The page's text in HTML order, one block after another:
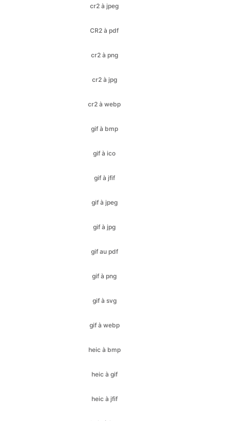
cr2 à png
cr2 à jpg
cr2 à webp
gif à bmp
gif à ico
gif à jfif
gif à jpeg
gif à jpg
gif au pdf
gif à png
gif à svg
gif à webp
heic à bmp
heic à gif
heic à jfif
heic à ico
heic à jpeg